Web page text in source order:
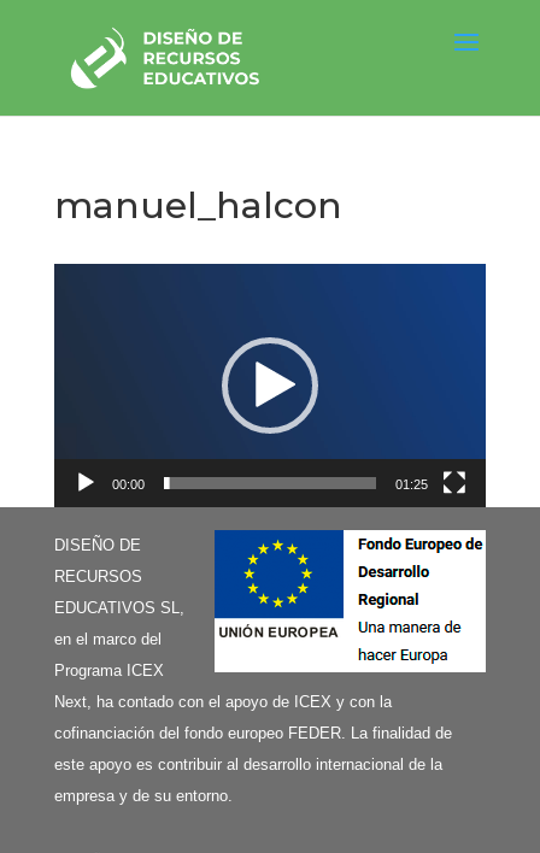
manuel_halcon
00:00 01:25
DISEÑO DE
RECURSOS
EDUCATIVOS SL,
en el marco del
Programa ICEX
Next, ha contado con el apoyo de ICEX y con la
cofinanciación del fondo europeo FEDER. La finalidad de
este apoyo es contribuir al desarrollo internacional de la
empresa y de su entorno.